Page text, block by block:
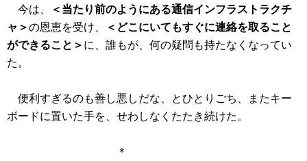
今は、
＜当たり前のようにある通信インフラストラクチ
ャ＞の恩恵を受け、
＜どこにいてもすぐに連絡を取ること
ができること＞ に、誰もが、何の疑問も持たなくなってい
た。
便利すぎるのも善し悪しだな、とひとりごち、またキー
ボードに置いた手を、せわしなくたたき続けた。
＊